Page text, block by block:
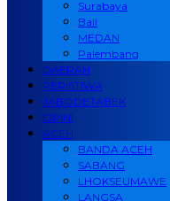
Surabaya
Bali
MEDAN
Palembang
DAERAH
PERISTIWA
JABODETABEK
OPINI
ACEH
BANDA ACEH
SABANG
LHOKSEUMAWE
LANGSA